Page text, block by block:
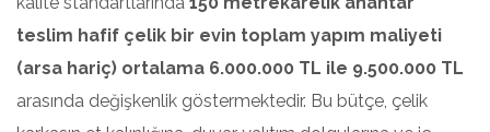
teslim hafif çelik bir evin toplam yapım maliyeti
(arsa hariç) ortalama 6.000.000 TL ile 9.500.000 TL
arasında değişkenlik göstermektedir. Bu bütçe, çelik